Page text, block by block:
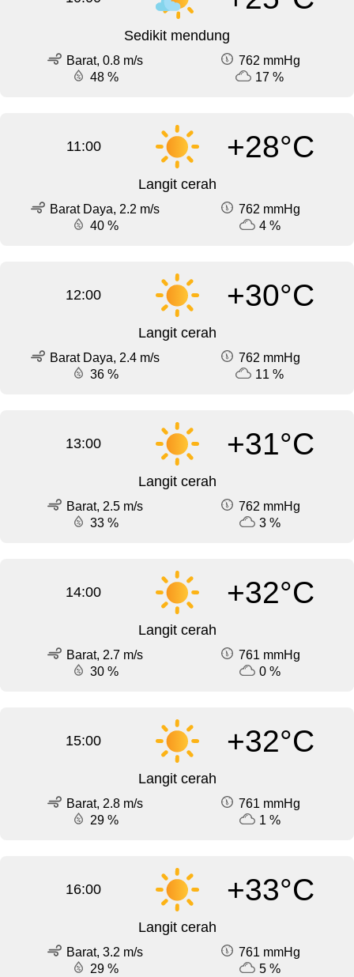
Sedikit mendung
Barat, 0.8 m/s
762 mmHg
48 %
17 %
11:00 +28°C
Langit cerah
Barat Daya, 2.2 m/s
762 mmHg
40 %
4 %
12:00 +30°C
Langit cerah
Barat Daya, 2.4 m/s
762 mmHg
36 %
11 %
13:00 +31°C
Langit cerah
Barat, 2.5 m/s
762 mmHg
33 %
3 %
14:00 +32°C
Langit cerah
Barat, 2.7 m/s
761 mmHg
30 %
0 %
15:00 +32°C
Langit cerah
Barat, 2.8 m/s
761 mmHg
29 %
1 %
16:00 +33°C
Langit cerah
Barat, 3.2 m/s
761 mmHg
29 %
5 %